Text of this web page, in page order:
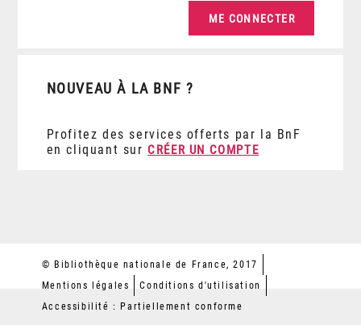
NOUVEAU À LA BNF ?
Profitez des services offerts par la BnF
en cliquant sur CRÉER UN COMPTE
© Bibliothèque nationale de France, 2017
Mentions légales
Conditions d'utilisation
Accessibilité : Partiellement conforme